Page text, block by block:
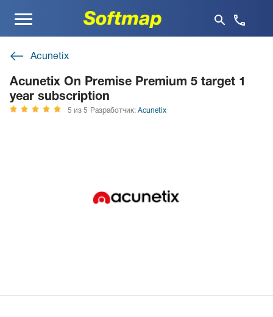
Меню
Acunetix
Acunetix On Premise Premium 5 target 1
year subscription
5 из 5 Разработчик: Acunetix